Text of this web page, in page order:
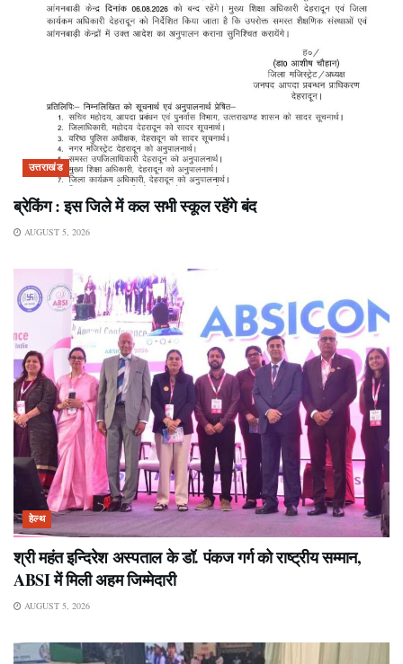
उत्तराखंड
ब्रेकिंग : इस जिले में कल सभी स्कूल रहेंगे बंद
AUGUST 5, 2026
हेल्थ
श्री महंत इन्दिरेश अस्पताल के डॉ. पंकज गर्ग को राष्ट्रीय सम्मान,
ABSI में मिली अहम जिम्मेदारी
AUGUST 5, 2026